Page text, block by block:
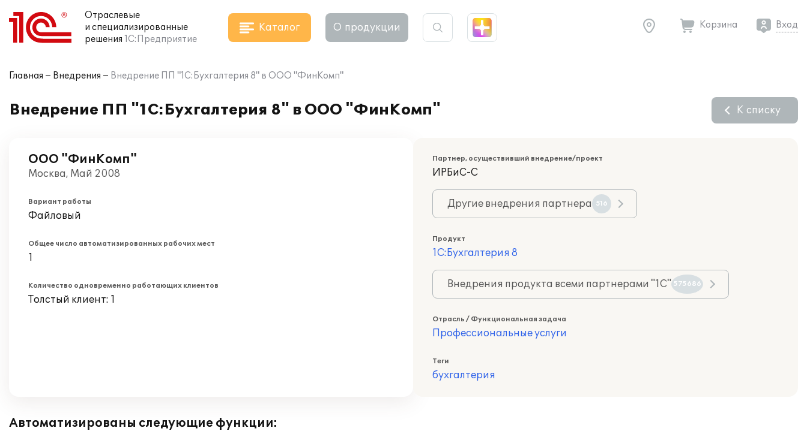
Отраслевые
и специализированные
решения 1С:Предприятие
Каталог О продукции Корзина Вход
Главная Внедрения Внедрение ПП "1С:Бухгалтерия 8" в ООО "ФинКомп"
Внедрение ПП "1С:Бухгалтерия 8" в ООО "ФинКомп" К списку
ООО "ФинКомп"
Москва, Май 2008
Вариант работы
Файловый
Общее число автоматизированных рабочих мест
1
Количество одновременно работающих клиентов
Толстый клиент: 1
Партнер, осуществивший внедрение/проект
ИРБиС-С
Другие внедрения партнера 516
Продукт
1С:Бухгалтерия 8
Внедрения продукта всеми партнерами "1С" 575686
Отрасль / Функциональная задача
Профессиональные услуги
Теги
бухгалтерия
Автоматизированы следующие функции: